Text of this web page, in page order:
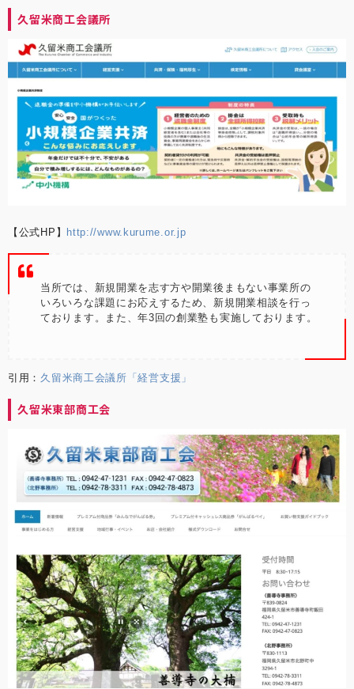
久留米商工会議所
【公式HP】 http://www.kurume.or.jp
当所では、新規開業を志す方や開業後まもない事業所の
いろいろな課題にお応えするため、新規開業相談を行っ
ております。また、年3回の創業塾も実施しております。
引用： 久留米商工会議所「経営支援」
久留米東部商工会